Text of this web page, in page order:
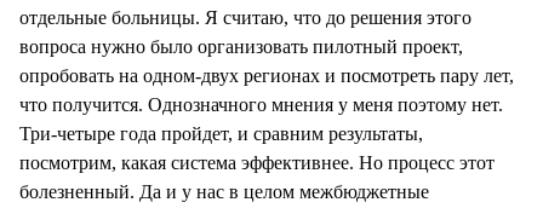
отдельные больницы. Я считаю, что до решения этого
вопроса нужно было организовать пилотный проект,
опробовать на одном-двух регионах и посмотреть пару лет,
что получится. Однозначного мнения у меня поэтому нет.
Три-четыре года пройдет, и сравним результаты,
посмотрим, какая система эффективнее. Но процесс этот
болезненный. Да и у нас в целом межбюджетные